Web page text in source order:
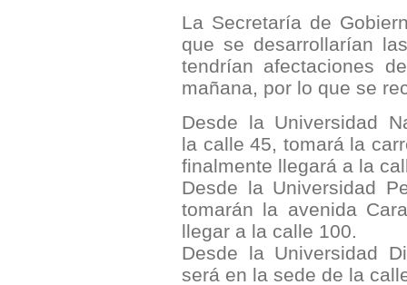
La Secretaría de
que se desarrollarían
tendrían afectaciones
mañana, por lo que se
Desde la Universidad
la calle 45, tomará la
finalmente llegará a la
Desde la Universidad
tomarán la avenida
llegar a la calle 100.
Desde la Universidad
será en la sede de la